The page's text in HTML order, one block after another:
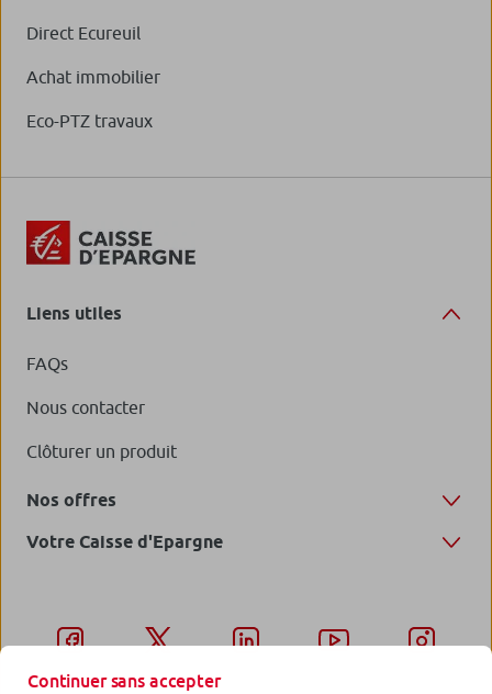
Direct Ecureuil
Achat immobilier
Eco-PTZ travaux
Liens utiles
FAQs
Nous contacter
Clôturer un produit
Nos offres
Votre Caisse d'Epargne
Continuer sans accepter